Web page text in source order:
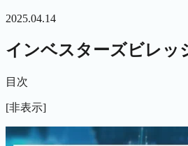
2025.04.14
インベスターズビレ
目次
[非表示]